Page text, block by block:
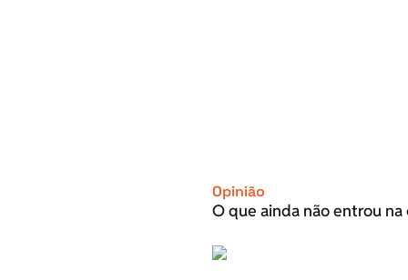
Opinião
O que ainda não entrou